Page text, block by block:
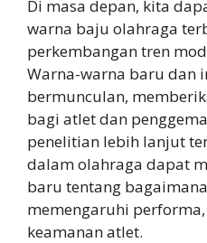
Di masa depan, kita
warna baju olahraga
perkembangan tren
Warna-warna baru dan
bermunculan,
bagi atlet dan
penelitian lebih lanjut
dalam olahraga dapat
baru tentang
memengaruhi
keamanan atlet.